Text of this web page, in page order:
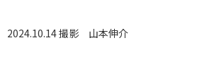
2024.10.14 撮影 山本伸介